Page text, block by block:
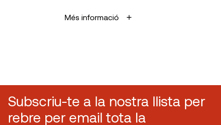
Més informació
Subscriu-te a la nostra llista per
rebre per email tota la